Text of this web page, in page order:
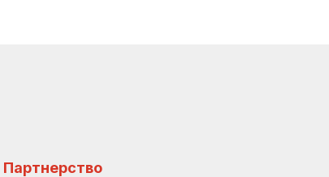
Партнерство